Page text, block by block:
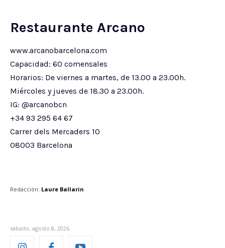
Restaurante Arcano
www.arcanobarcelona.com
Capacidad: 60 comensales
Horarios: De viernes a martes, de 13.00 a 23.00h.
Miércoles y jueves de 18.30 a 23.00h.
IG: @arcanobcn
+34 93 295 64 67
Carrer dels Mercaders 10
08003 Barcelona
Redacción: Laure Ballarin
sábado, agosto 8, 2026